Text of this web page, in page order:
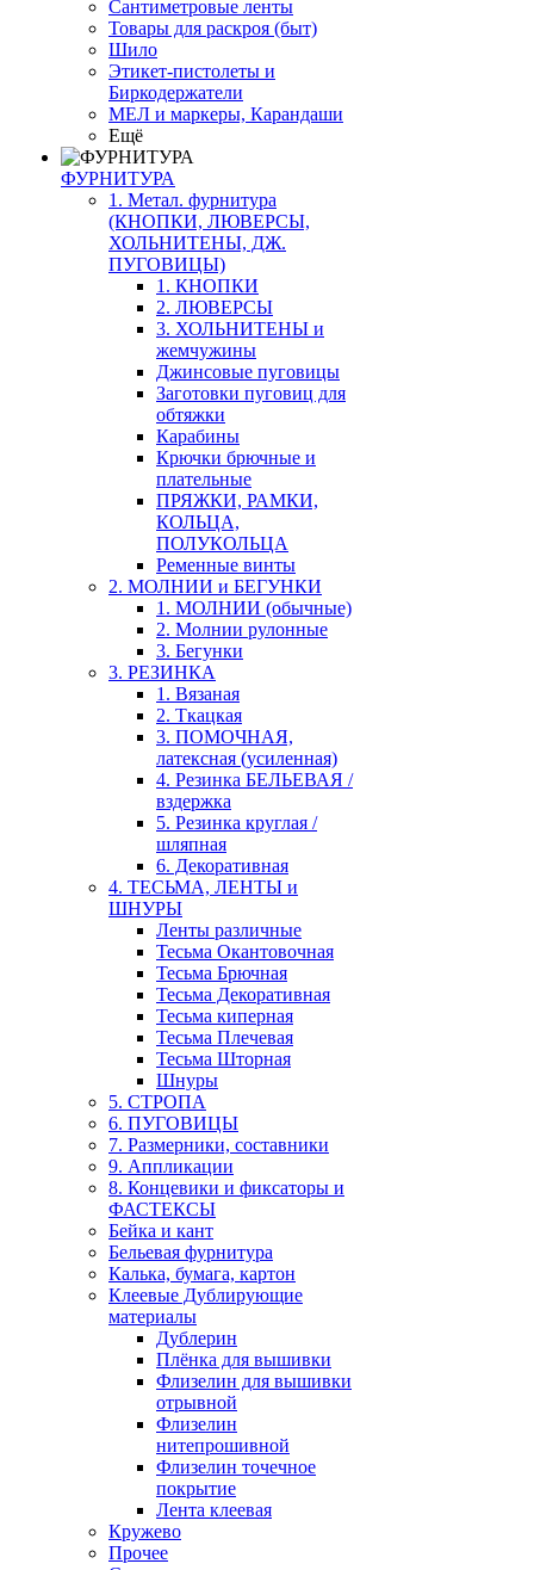
Сантиметровые ленты
Товары для раскроя (быт)
Шило
Этикет-пистолеты и
Биркодержатели
МЕЛ и маркеры, Карандаши
Ещё
ФУРНИТУРА
1. Метал. фурнитура
(КНОПКИ, ЛЮВЕРСЫ,
ХОЛЬНИТЕНЫ, ДЖ.
ПУГОВИЦЫ)
1. КНОПКИ
2. ЛЮВЕРСЫ
3. ХОЛЬНИТЕНЫ и
жемчужины
Джинсовые пуговицы
Заготовки пуговиц для
обтяжки
Карабины
Крючки брючные и
плательные
ПРЯЖКИ, РАМКИ,
КОЛЬЦА,
ПОЛУКОЛЬЦА
Ременные винты
2. МОЛНИИ и БЕГУНКИ
1. МОЛНИИ (обычные)
2. Молнии рулонные
3. Бегунки
3. РЕЗИНКА
1. Вязаная
2. Ткацкая
3. ПОМОЧНАЯ,
латексная (усиленная)
4. Резинка БЕЛЬЕВАЯ /
вздержка
5. Резинка круглая /
шляпная
6. Декоративная
4. ТЕСЬМА, ЛЕНТЫ и
ШНУРЫ
Ленты различные
Тесьма Окантовочная
Тесьма Брючная
Тесьма Декоративная
Тесьма киперная
Тесьма Плечевая
Тесьма Шторная
Шнуры
5. СТРОПА
6. ПУГОВИЦЫ
7. Размерники, составники
9. Аппликации
8. Концевики и фиксаторы и
ФАСТЕКСЫ
Бейка и кант
Бельевая фурнитура
Калька, бумага, картон
Клеевые Дублирующие
материалы
Дублерин
Плёнка для вышивки
Флизелин для вышивки
отрывной
Флизелин
нитепрошивной
Флизелин точечное
покрытие
Лента клеевая
Кружево
Прочее